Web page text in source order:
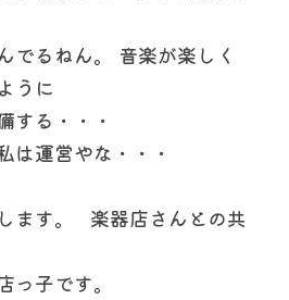
でるねん。 音楽が楽しく
うに
する・・・
は運営やな・・・
ます。   楽器店さんとの共
っ子です。